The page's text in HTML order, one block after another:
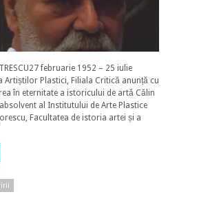
februarie 1952 – 25 iulie
Artiștilor Plastici, Filiala Critică anunță cu
în eternitate a istoricului de artă Călin
al Institutului de Arte Plastice
Facultatea de istoria artei și a